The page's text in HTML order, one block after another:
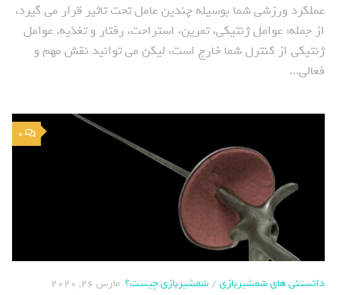
عملكرد ورزشي شما بوسيله چندين عامل تحت تاثير قرار مي گيرد،
از جمله: عوامل ژنتيكي، تمرين، استراحت، رفتار و تغذيه. عوامل
ژنتيكي از كنترل شما خارج است، ليكن مي توانيد نقش مهم و
فعالي...
0
دانستنی های شمشیربازی/شمشیربازی چیست؟ مارس 26, 2020